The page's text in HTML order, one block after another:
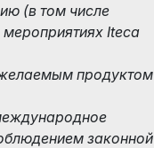
(в том числе
Iteca
продуктом
законной